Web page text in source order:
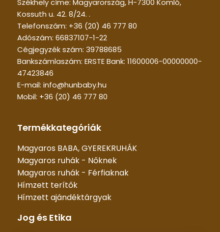
Székhely címe: Magyarország, H-7300 Komló,
Kossuth u. 42. 8/24. .
Telefonszám: +36 (20) 46 777 80
Adószám: 66837107-1-22
Cégjegyzék szám: 39788685
Bankszámlaszám: ERSTE Bank: 11600006-00000000-
47423846
E-mail: info@hunbaby.hu
Mobil: +36 (20) 46 777 80
Termékkategóriák
Magyaros BABA, GYEREKRUHÁK
Magyaros ruhák - Nőknek
Magyaros ruhák - Férfiaknak
Hímzett terítők
Hímzett ajándéktárgyak
Jog és Etika